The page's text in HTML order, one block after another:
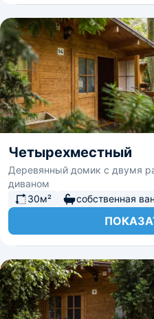
Четырехместный
Деревянный домик с двумя
диваном
30м²
собственная